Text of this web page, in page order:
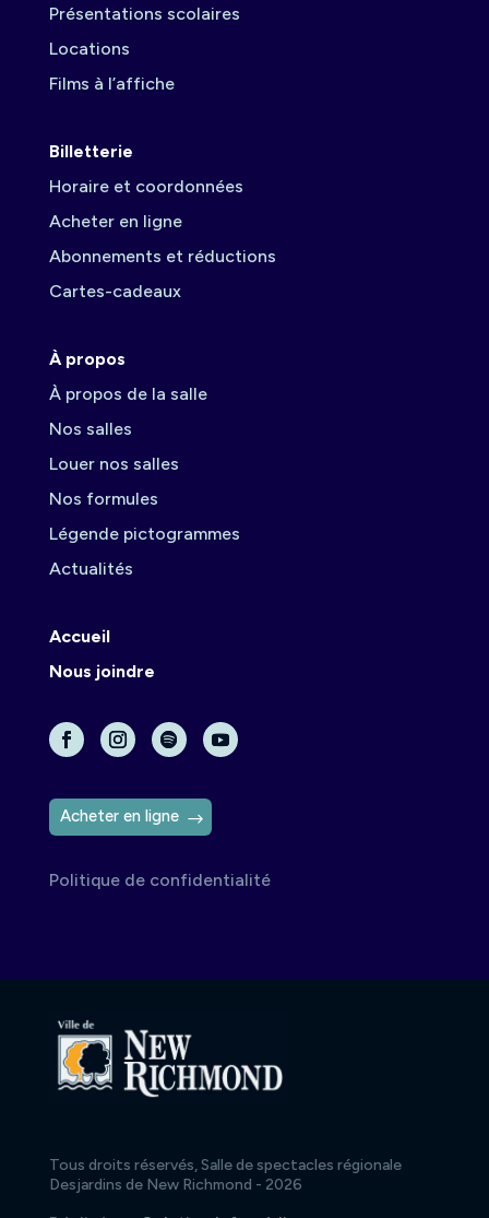
Présentations scolaires
Locations
Films à l’affiche
Billetterie
Horaire et coordonnées
Acheter en ligne
Abonnements et réductions
Cartes-cadeaux
À propos
À propos de la salle
Nos salles
Louer nos salles
Nos formules
Légende pictogrammes
Actualités
Accueil
Nous joindre
Acheter en ligne
Politique de confidentialité
Tous droits réservés, Salle de spectacles régionale
Desjardins de New Richmond - 2026